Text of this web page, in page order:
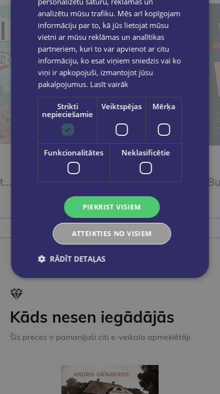
Skudriņa Kāpēcīte. Burti Skudriņa Kāpēcīte. Paslēpes. Atrodi un atzīmē!
Kāds nesen iegādājās
Šīs preces ir pamanījuši citi e-veikala apmeklētāji
analizētu mūsu trafiku. Mēs arī kopīgojam
informāciju par to, kā jūs lietojat mūsu
vietni ar mūsu reklāmas un analītikas
partneriem, kuri to var apvienot ar citu
informāciju, ko esat viņiem sniedzis vai ko
viņi ir apkopojuši, izmantojot jūsu
pakalpojumus. Lasīt vairāk
Strikti
nepieciešamie
Veiktspējas Mērķa
Funkcionalitātes Neklasificētie
PIEKRIST VISIEM
ATTEIKTIES NO VISIEM
RĀDĪT DETAĻAS